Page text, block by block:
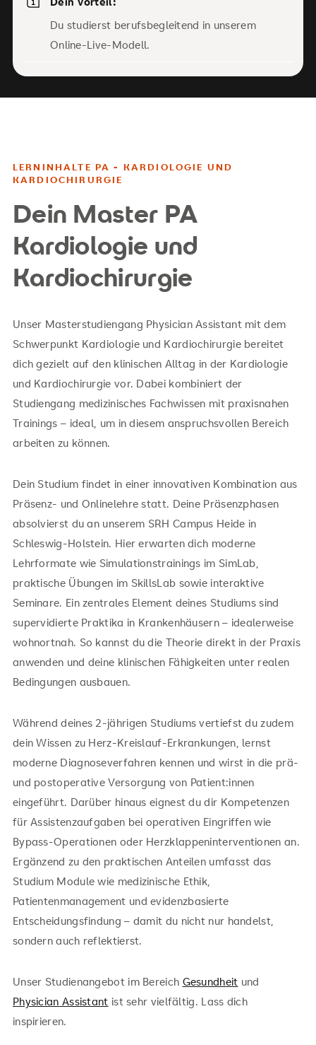
Du studierst berufsbegleitend in unserem
Online-Live-Modell.
LERNINHALTE PA - KARDIOLOGIE UND
KARDIOCHIRURGIE
Dein Master PA
Kardiologie und
Kardiochirurgie
Unser Masterstudiengang Physician Assistant mit dem
Schwerpunkt Kardiologie und Kardiochirurgie bereitet
dich gezielt auf den klinischen Alltag in der Kardiologie
und Kardiochirurgie vor. Dabei kombiniert der
Studiengang medizinisches Fachwissen mit praxisnahen
Trainings – ideal, um in diesem anspruchsvollen Bereich
arbeiten zu können.
Dein Studium findet in einer innovativen Kombination aus
Präsenz- und Onlinelehre statt. Deine Präsenzphasen
absolvierst du an unserem SRH Campus Heide in
Schleswig-Holstein. Hier erwarten dich moderne
Lehrformate wie Simulationstrainings im SimLab,
praktische Übungen im SkillsLab sowie interaktive
Seminare. Ein zentrales Element deines Studiums sind
supervidierte Praktika in Krankenhäusern – idealerweise
wohnortnah. So kannst du die Theorie direkt in der Praxis
anwenden und deine klinischen Fähigkeiten unter realen
Bedingungen ausbauen.
Während deines 2-jährigen Studiums vertiefst du zudem
dein Wissen zu Herz-Kreislauf-Erkrankungen, lernst
moderne Diagnoseverfahren kennen und wirst in die prä-
und postoperative Versorgung von Patient:innen
eingeführt. Darüber hinaus eignest du dir Kompetenzen
für Assistenzaufgaben bei operativen Eingriffen wie
Bypass-Operationen oder Herzklappeninterventionen an.
Ergänzend zu den praktischen Anteilen umfasst das
Studium Module wie medizinische Ethik,
Patientenmanagement und evidenzbasierte
Entscheidungsfindung – damit du nicht nur handelst,
sondern auch reflektierst.
Unser Studienangebot im Bereich Gesundheit und
Physician Assistant ist sehr vielfältig. Lass dich
inspirieren.